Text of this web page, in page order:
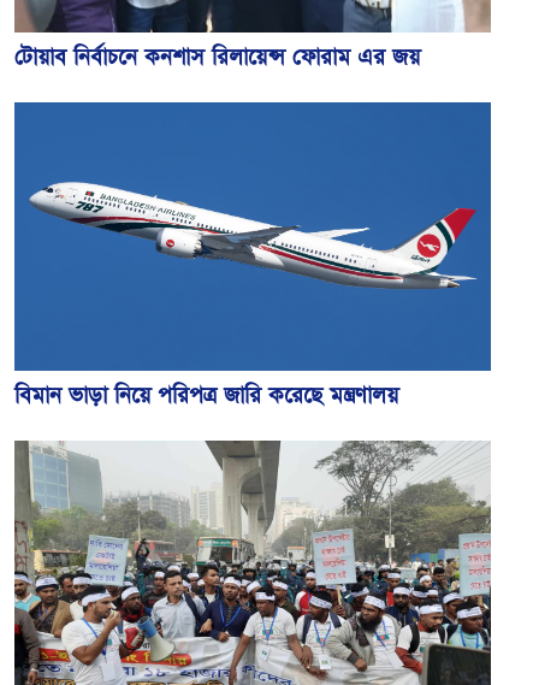
টোয়াব নির্বাচনে কনশাস রিলায়েন্স ফোরাম এর জয়
বিমান ভাড়া নিয়ে পরিপত্র জারি করেছে মন্ত্রণালয়